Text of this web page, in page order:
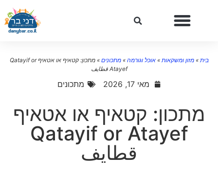
»מזון ומשקאות»אוכל וגורמה»מתכונים»
מתכון: קטאיף או אטאיף Qatayif or
Atayef قطايف
מאי 17, 2026 מתכונים
מתכון: קטאיף או אטאיף
Qatayif or Atayef
قطايف